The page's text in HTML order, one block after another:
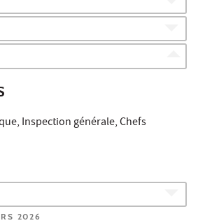
Inspection générale, Chefs
2026